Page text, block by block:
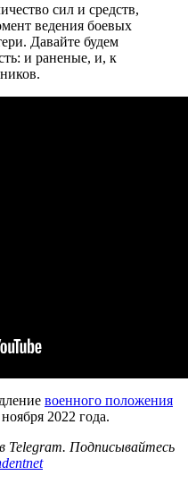
сил и средств,
ведения боевых
Давайте будем
и раненые, и, к
военного положения
2022 года.
в Telegram. Подписывайтесь